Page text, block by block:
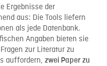
Ergebnisse der
aus: Die Tools liefern
als jede Datenbank.
Angaben bieten sie
zur Literatur zu
auffordern, zwei Paper zu